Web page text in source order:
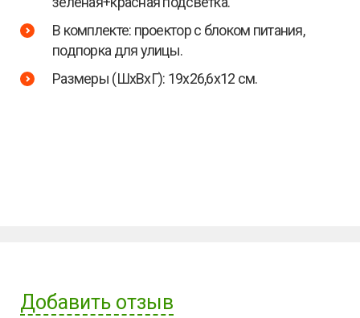
В комплекте: проектор с блоком питания,
подпорка для улицы.
Размеры (ШхВхГ): 19х26,6х12 см.
Добавить отзыв